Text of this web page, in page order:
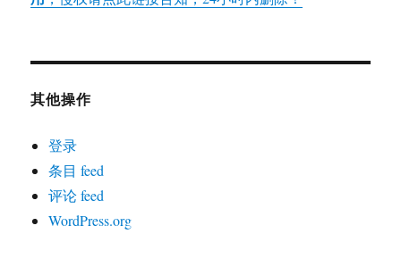
其他操作
登录
条目 feed
评论 feed
WordPress.org